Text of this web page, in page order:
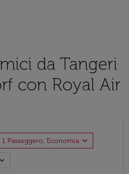
da Tangeri
con Royal Air
1 Passeggero, Economia expand_more
expand_more